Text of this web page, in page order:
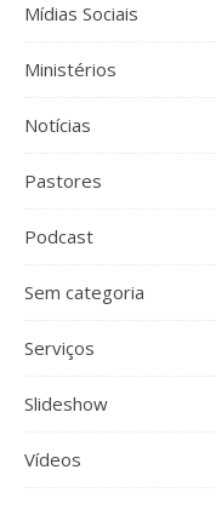
Mídias Sociais
Ministérios
Notícias
Pastores
Podcast
Sem categoria
Serviços
Slideshow
Vídeos